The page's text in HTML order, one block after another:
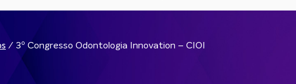
/ 3º Congresso Odontologia Innovation – CIOI